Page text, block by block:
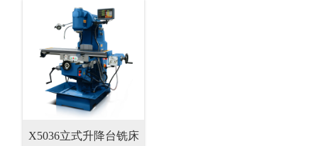
X5036立式升降台铣床